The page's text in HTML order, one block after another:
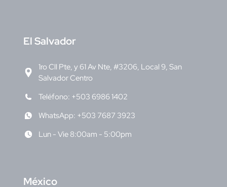
El Salvador
1ro Cll Pte, y 61 Av Nte, #3206, Local 9, San
Salvador Centro
Teléfono: +503 6986 1402
WhatsApp: +503 7687 3923
Lun - Vie 8:00am - 5:00pm
México